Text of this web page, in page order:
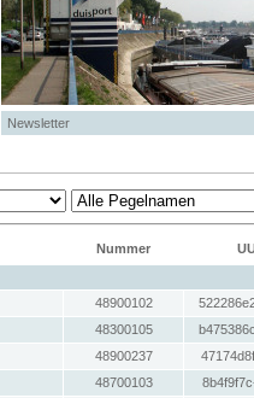
Newsletter
Nummer
48900102
48300105
48900237
48700103